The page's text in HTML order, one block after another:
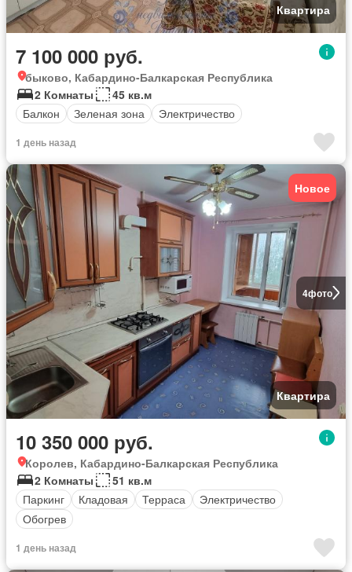
Квартира
7 100 000 руб.
быково, Кабардино-Балкарская Республика
2 Комнаты
45 кв.м
Балкон
Зеленая зона Электричество
1 день назад
4фото
Новое
Квартира
10 350 000 руб.
Королев, Кабардино-Балкарская Республика
2 Комнаты
51 кв.м
Паркинг
Кладовая Терраса
Электричество
Обогрев
1 день назад